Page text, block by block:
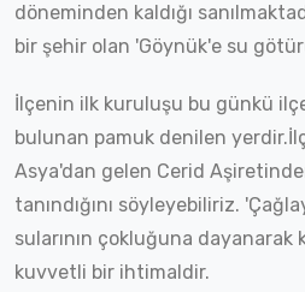
döneminden kaldığı
bir şehir olan 'Göynük'e su
İlçenin ilk kuruluşu bu günkü
bulunan pamuk denilen
Asya'dan gelen Cerid
tanındığını söyleyebiliriz.
sularının çokluğuna dayanarak
kuvvetli bir ihtimaldir.